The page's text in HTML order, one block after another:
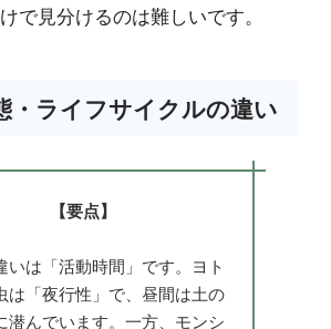
で見分けるのは難しいです。
・ライフサイクルの違い
【要点】
いは「活動時間」です。ヨト
は「夜行性」で、昼間は土の
潜んでいます。一方、モンシ